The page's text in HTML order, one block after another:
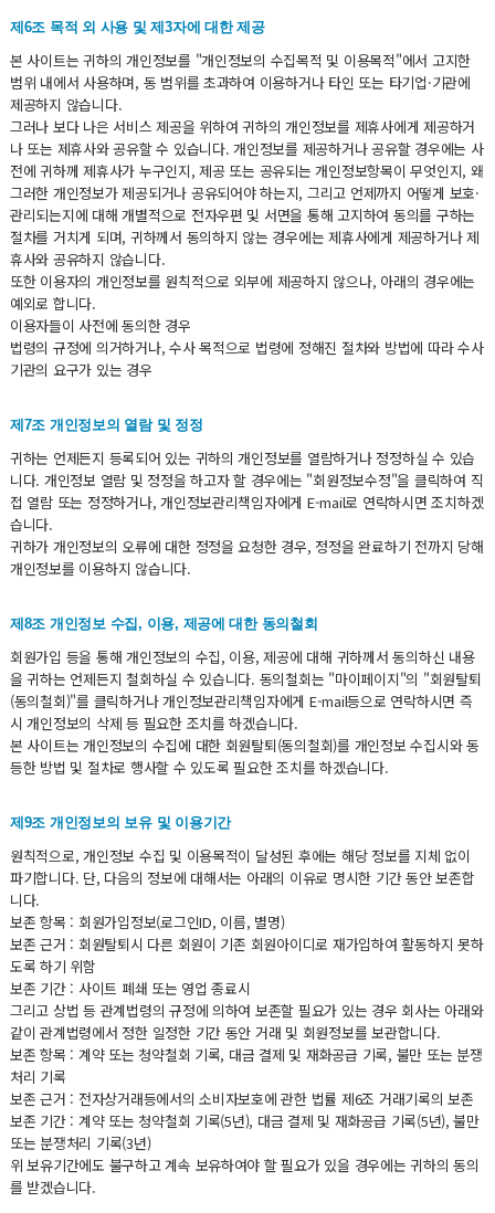
제6조 목적 외 사용 및 제3자에 대한 제공
본 사이트는 귀하의 개인정보를 "개인정보의 수집목적 및 이용목적"에서 고지한
범위 내에서 사용하며, 동 범위를 초과하여 이용하거나 타인 또는 타기업·기관에
제공하지 않습니다.
그러나 보다 나은 서비스 제공을 위하여 귀하의 개인정보를 제휴사에게 제공하거
나 또는 제휴사와 공유할 수 있습니다. 개인정보를 제공하거나 공유할 경우에는 사
전에 귀하께 제휴사가 누구인지, 제공 또는 공유되는 개인정보항목이 무엇인지, 왜
그러한 개인정보가 제공되거나 공유되어야 하는지, 그리고 언제까지 어떻게 보호·
관리되는지에 대해 개별적으로 전자우편 및 서면을 통해 고지하여 동의를 구하는
절차를 거치게 되며, 귀하께서 동의하지 않는 경우에는 제휴사에게 제공하거나 제
휴사와 공유하지 않습니다.
또한 이용자의 개인정보를 원칙적으로 외부에 제공하지 않으나, 아래의 경우에는
예외로 합니다.
이용자들이 사전에 동의한 경우
법령의 규정에 의거하거나, 수사 목적으로 법령에 정해진 절차와 방법에 따라 수사
기관의 요구가 있는 경우
제7조 개인정보의 열람 및 정정
귀하는 언제든지 등록되어 있는 귀하의 개인정보를 열람하거나 정정하실 수 있습
니다. 개인정보 열람 및 정정을 하고자 할 경우에는 "회원정보수정"을 클릭하여 직
접 열람 또는 정정하거나, 개인정보관리책임자에게 E-mail로 연락하시면 조치하겠
습니다.
귀하가 개인정보의 오류에 대한 정정을 요청한 경우, 정정을 완료하기 전까지 당해
개인정보를 이용하지 않습니다.
제8조 개인정보 수집, 이용, 제공에 대한 동의철회
회원가입 등을 통해 개인정보의 수집, 이용, 제공에 대해 귀하께서 동의하신 내용
을 귀하는 언제든지 철회하실 수 있습니다. 동의철회는 "마이페이지"의 "회원탈퇴
(동의철회)"를 클릭하거나 개인정보관리책임자에게 E-mail등으로 연락하시면 즉
시 개인정보의 삭제 등 필요한 조치를 하겠습니다.
본 사이트는 개인정보의 수집에 대한 회원탈퇴(동의철회)를 개인정보 수집시와 동
등한 방법 및 절차로 행사할 수 있도록 필요한 조치를 하겠습니다.
제9조 개인정보의 보유 및 이용기간
원칙적으로, 개인정보 수집 및 이용목적이 달성된 후에는 해당 정보를 지체 없이
파기합니다. 단, 다음의 정보에 대해서는 아래의 이유로 명시한 기간 동안 보존합
니다.
보존 항목 : 회원가입정보(로그인ID, 이름, 별명)
보존 근거 : 회원탈퇴시 다른 회원이 기존 회원아이디로 재가입하여 활동하지 못하
도록 하기 위함
보존 기간 : 사이트 폐쇄 또는 영업 종료시
그리고 상법 등 관계법령의 규정에 의하여 보존할 필요가 있는 경우 회사는 아래와
같이 관계법령에서 정한 일정한 기간 동안 거래 및 회원정보를 보관합니다.
보존 항목 : 계약 또는 청약철회 기록, 대금 결제 및 재화공급 기록, 불만 또는 분쟁
처리 기록
보존 근거 : 전자상거래등에서의 소비자보호에 관한 법률 제6조 거래기록의 보존
보존 기간 : 계약 또는 청약철회 기록(5년), 대금 결제 및 재화공급 기록(5년), 불만
또는 분쟁처리 기록(3년)
위 보유기간에도 불구하고 계속 보유하여야 할 필요가 있을 경우에는 귀하의 동의
를 받겠습니다.